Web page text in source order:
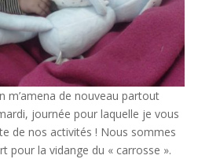
m’amena de nouveau partout
journée pour laquelle je vous
de nos activités ! Nous sommes
pour la vidange du « carrosse ».